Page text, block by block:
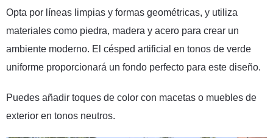
Opta por líneas limpias y formas geométricas, y utiliza
materiales como piedra, madera y acero para crear un
ambiente moderno. El césped artificial en tonos de verde
uniforme proporcionará un fondo perfecto para este diseño.
Puedes añadir toques de color con macetas o muebles de
exterior en tonos neutros.